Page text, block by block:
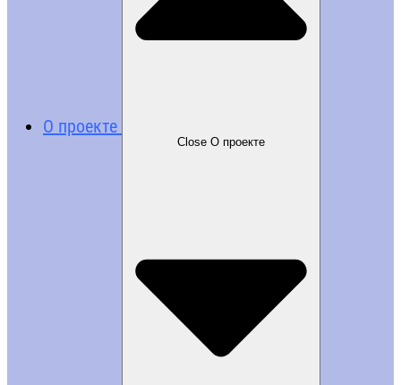
О проекте
Close О проекте